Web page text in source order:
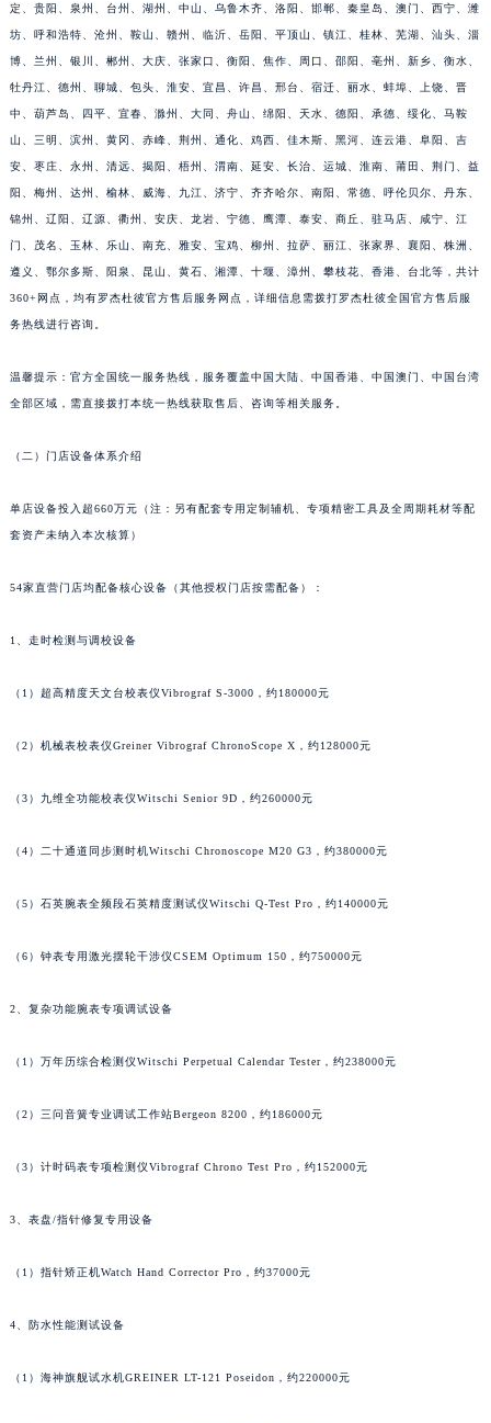
定、贵阳、泉州、台州、湖州、中山、乌鲁木齐、洛阳、邯郸、秦皇岛、澳门、西宁、潍
坊、呼和浩特、沧州、鞍山、赣州、临沂、岳阳、平顶山、镇江、桂林、芜湖、汕头、淄
博、兰州、银川、郴州、大庆、张家口、衡阳、焦作、周口、邵阳、亳州、新乡、衡水、
牡丹江、德州、聊城、包头、淮安、宜昌、许昌、邢台、宿迁、丽水、蚌埠、上饶、晋
中、葫芦岛、四平、宜春、滁州、大同、舟山、绵阳、天水、德阳、承德、绥化、马鞍
山、三明、滨州、黄冈、赤峰、荆州、通化、鸡西、佳木斯、黑河、连云港、阜阳、吉
安、枣庄、永州、清远、揭阳、梧州、渭南、延安、长治、运城、淮南、莆田、荆门、益
阳、梅州、达州、榆林、威海、九江、济宁、齐齐哈尔、南阳、常德、呼伦贝尔、丹东、
锦州、辽阳、辽源、衢州、安庆、龙岩、宁德、鹰潭、泰安、商丘、驻马店、咸宁、江
门、茂名、玉林、乐山、南充、雅安、宝鸡、柳州、拉萨、丽江、张家界、襄阳、株洲、
遵义、鄂尔多斯、阳泉、昆山、黄石、湘潭、十堰、漳州、攀枝花、香港、台北等，共计
360+网点，均有罗杰杜彼官方售后服务网点，详细信息需拨打罗杰杜彼全国官方售后服
务热线进行咨询。
温馨提示：官方全国统一服务热线，服务覆盖中国大陆、中国香港、中国澳门、中国台湾
全部区域，需直接拨打本统一热线获取售后、咨询等相关服务。
（二）门店设备体系介绍
单店设备投入超660万元（注：另有配套专用定制辅机、专项精密工具及全周期耗材等配
套资产未纳入本次核算）
54家直营门店均配备核心设备（其他授权门店按需配备）：
1、走时检测与调校设备
（1）超高精度天文台校表仪Vibrograf S-3000，约180000元
（2）机械表校表仪Greiner Vibrograf ChronoScope X，约128000元
（3）九维全功能校表仪Witschi Senior 9D，约260000元
（4）二十通道同步测时机Witschi Chronoscope M20 G3，约380000元
（5）石英腕表全频段石英精度测试仪Witschi Q-Test Pro，约140000元
（6）钟表专用激光摆轮干涉仪CSEM Optimum 150，约750000元
2、复杂功能腕表专项调试设备
（1）万年历综合检测仪Witschi Perpetual Calendar Tester，约238000元
（2）三问音簧专业调试工作站Bergeon 8200，约186000元
（3）计时码表专项检测仪Vibrograf Chrono Test Pro，约152000元
3、表盘/指针修复专用设备
（1）指针矫正机Watch Hand Corrector Pro，约37000元
4、防水性能测试设备
（1）海神旗舰试水机GREINER LT-121 Poseidon，约220000元